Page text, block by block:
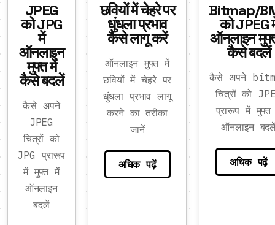
JPEG
को JPG
में
ऑनलाइन
मुफ्त में
कैसे बदलें
कैसे अपने
JPEG
चित्रों को
JPG प्रारूप
में मुफ्त में
ऑनलाइन
बदलें
छवियों में चेहरे पर
धुंधला प्रभाव
कैसे लागू करें
ऑनलाइन मुफ्त में
छवियों में चेहरे पर
धुंधला प्रभाव लागू
करने का तरीका
जानें
अधिक पढ़ें
Bitmap/
को JPEG
ऑनलाइन
कैसे बदलें
कैसे अपने
चित्रों को
प्रारूप में
ऑनलाइन
अधिक पढ़ें